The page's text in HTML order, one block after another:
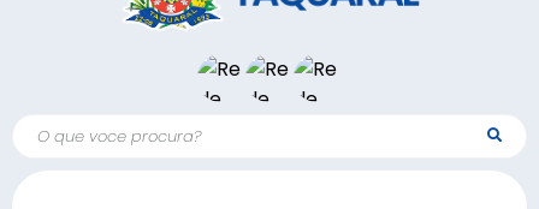
O que voce procura?